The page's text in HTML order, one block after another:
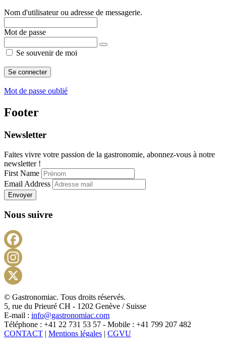
Nom d'utilisateur ou adresse de messagerie.
Mot de passe
Se souvenir de moi
Mot de passe oublié
Footer
Newsletter
Faites vivre votre passion de la gastronomie, abonnez-vous à notre
newsletter !
First Name
Email Address
Envoyer
Nous suivre
X
© Gastronomiac. Tous droits réservés.
5, rue du Prieuré CH - 1202 Genève / Suisse
E-mail : info@gastronomiac.com
Téléphone : +41 22 731 53 57 - Mobile : +41 799 207 482
CONTACT | Mentions légales | CGVU